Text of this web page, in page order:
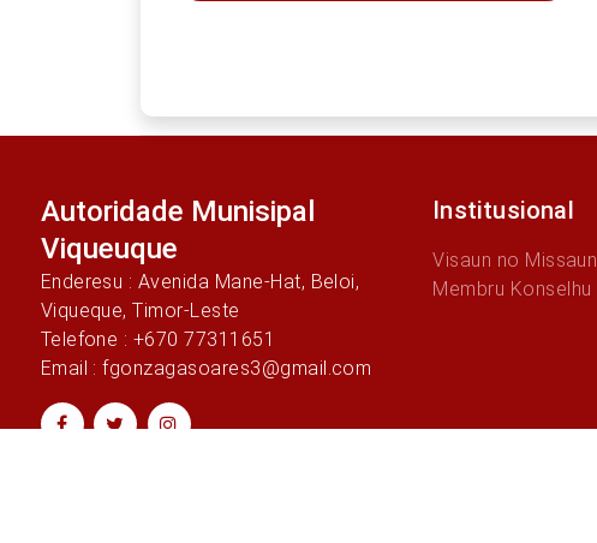
Autoridade Munisipal
Viqueuque
Enderesu : Avenida Mane-Hat, Beloi,
Viqueque, Timor-Leste
Telefone : +670 77311651
Email : fgonzagasoares3@gmail.com
Institusional
Visaun no Missaun
Membru Konselhu